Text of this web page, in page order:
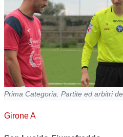
Prima Categoria. Partite ed arbitri
Girone A